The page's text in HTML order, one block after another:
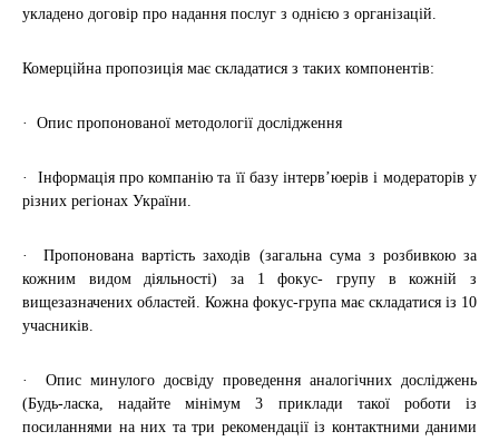
укладено договір про надання послуг з однією з організацій.
Комерційна пропозиція має складатися з таких компонентів:
· Опис пропонованої методології дослідження
· Інформація про компанію та її базу інтерв’юерів і модераторів у
різних регіонах України.
· Пропонована вартість заходів (загальна сума з розбивкою за
кожним видом діяльності) за 1 фокус- групу в кожній з
вищезазначених областей. Кожна фокус-група має складатися із 10
учасників.
· Опис минулого досвіду проведення аналогічних досліджень
(Будь-ласка, надайте мінімум 3 приклади такої роботи із
посиланнями на них та три рекомендації із контактними даними